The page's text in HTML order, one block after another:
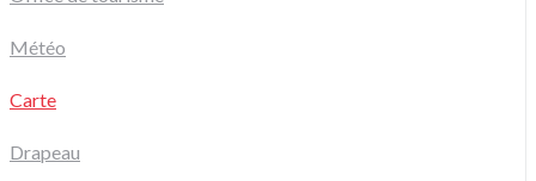
Météo
Carte
Drapeau